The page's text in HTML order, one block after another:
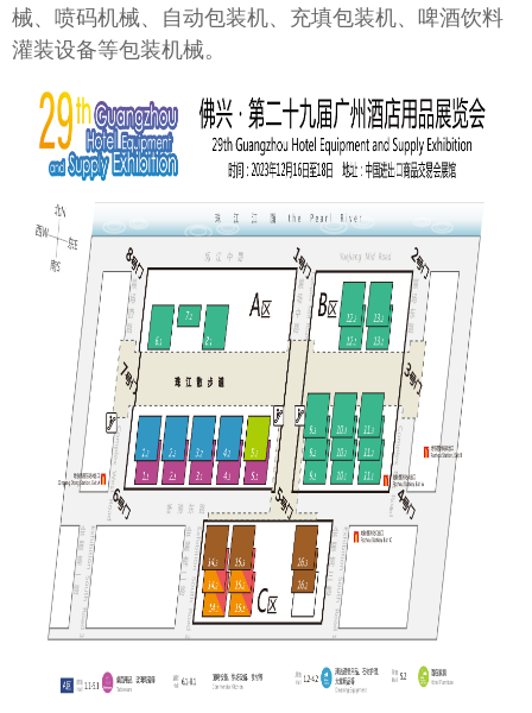
械、喷码机械、自动包装机、充填包装机、啤酒饮料
灌装设备等包装机械。